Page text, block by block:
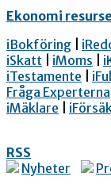
Ekonomi
iBokföring
iSkatt
iMoms
iTestamente
Fråga Experterna
iMäklare
RSS
Nyheter